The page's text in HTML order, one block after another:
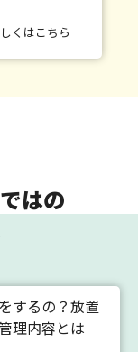
くはこちら
はの
するの？放置
理内容とは